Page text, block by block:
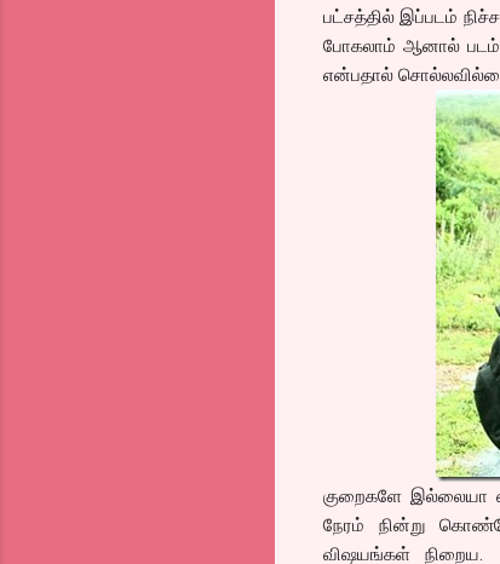
பட்சத்தில் இப்படம்
போகலாம் ஆனால் படம்
என்பதால்
குறைகளே இல்லையா
நேரம் நின்று
விஷயங்கள் நிறைய.